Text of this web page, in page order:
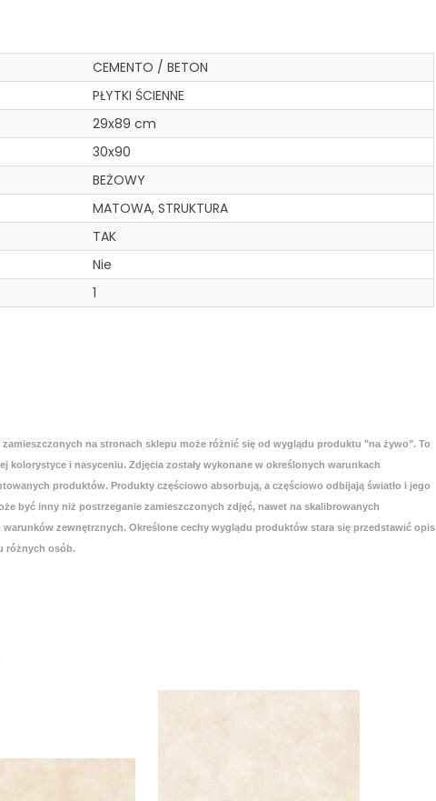
CEMENTO / BETON
PŁYTKI ŚCIENNE
29x89 cm
30x90
BEŻOWY
MATOWA, STRUKTURA
TAK
Nie
1
na stronach sklepu może różnić się od wyglądu produktu "na żywo". To
kolorystyce i nasyceniu. Zdjęcia zostały wykonane w określonych warunkach
produktów. Produkty częściowo absorbują, a częściowo odbijają światło i jego
być inny niż postrzeganie zamieszczonych zdjęć, nawet na skalibrowanych
zewnętrznych. Określone cechy wyglądu produktów stara się przedstawić opis
różnych osób.